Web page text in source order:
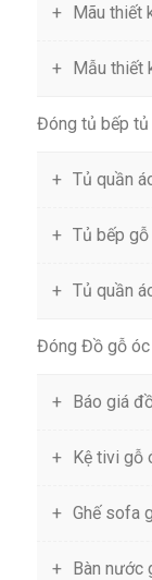
Mãu thiết
Mẫu thiết
Đóng tủ bếp tủ
Tủ quần
Tủ bếp
Tủ quần
Đóng Đồ gỗ óc
Báo giá
Kệ tivi gỗ
Ghế sofa
Bàn nước